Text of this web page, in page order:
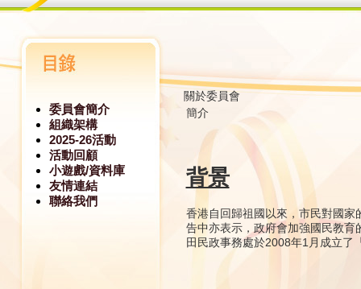
委員會簡介
組織架構
2025-26活動
活動回顧
小遊戲/資料庫
友情連結
聯絡我們
關於委員會
簡介
背景
香港自回歸祖國以來，市民對國
告中亦表示，政府會加強國民教
田民政事務處於2008年1月成立了